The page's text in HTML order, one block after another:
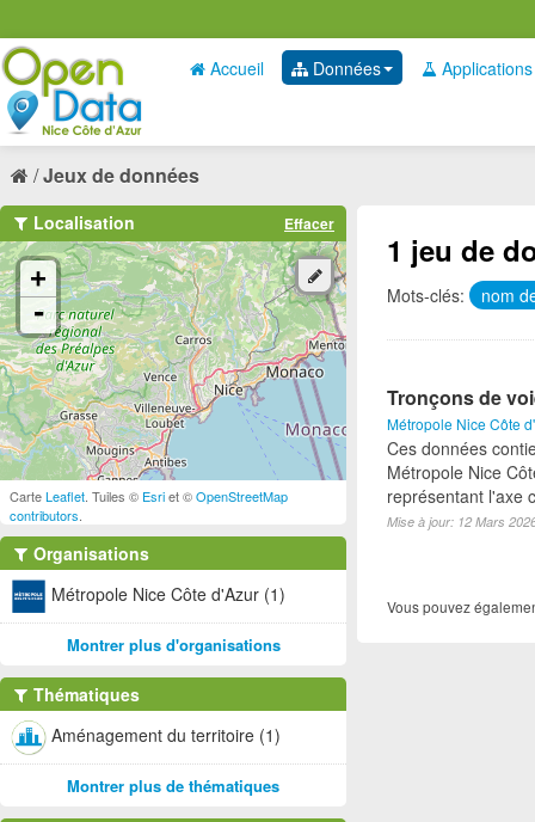
Accueil Données Applications
Jeux de données
1 jeu de
Mots-clés: nom
Tronçons de
Métropole Nice Côte
Ces données
Métropole Nice
représentant l'axe
Mise à jour: 12 Mars
Vous pouvez
Localisation Effacer
+
-
CarteLeaflet . Tuiles © Esriet ©OpenStreetMap
contributors
Organisations
Métropole Nice Côte d'Azur (1)
Montrer plus d'organisations
Thématiques
Aménagement du territoire (1)
Montrer plus de thématiques